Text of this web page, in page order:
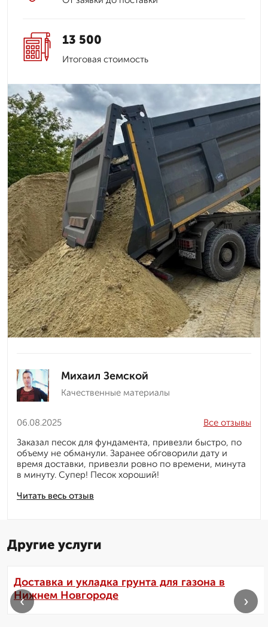
13 500
Итоговая стоимость
Михаил Земской
Качественные материалы
06.08.2025
Читать весь отзыв
Все отзывы
Заказал песок для фундамента, привезли быстро, по
объему не обманули. Заранее обговорили дату и
время доставки, привезли ровно по времени, минута
в минуту. Супер! Песок хороший!
Другие услуги
Доставка и укладка грунта для газона в
Нижнем Новгороде
‹ ›